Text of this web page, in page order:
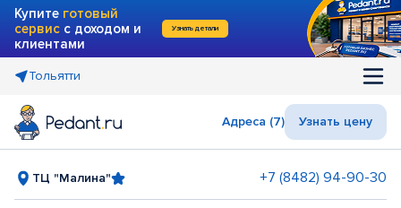
Купите готовый
сервис с доходом и
клиентами
Узнать детали
Тольятти
Адреса (7) Узнать цену
ТЦ "Малина" +7 (8482) 94-90-30